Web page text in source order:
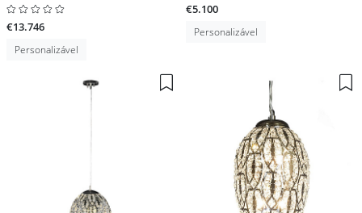
€13.746
Personalizável
€5.100
Personalizável